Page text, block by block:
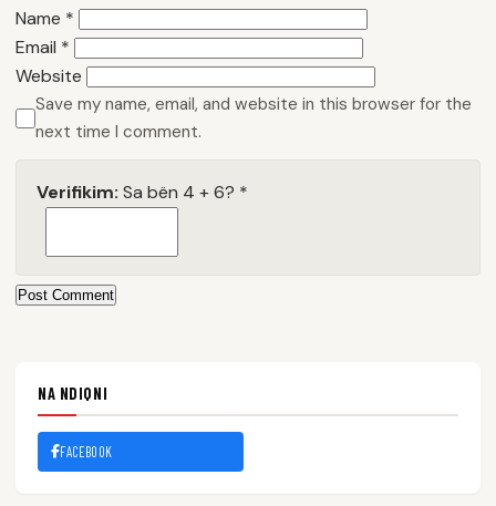
Name *
Email *
Website
Save my name, email, and website in this browser for the
next time I comment.
Verifikim: Sa bën 4 + 6? *
Post Comment
NA NDIQNI
FACEBOOK